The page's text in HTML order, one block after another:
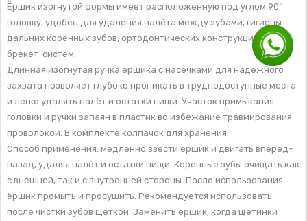
Ёршик изогнутой формы имеет расположенную под углом 90°
головку, удобен для удаления налёта между зубами, гигиены
дальних коренных зубов, ортодонтических конструкций и
брекет-систем.
Длинная изогнутая ручка ёршика с насечками для надёжного
захвата позволяет глубоко проникать в труднодоступные места
и легко удалять налёт и остатки пищи. Участок примыкания
головки и ручки запаян в пластик во избежание травмирования
проволокой. В комплекте колпачок для хранения.
Способ применения: медленно ввести ёршик и двигать вперед-
назад, удаляя налёт и остатки пищи. Коренные зубы очищать как
с внешней, так и с внутренней стороны. После использования
ёршик промыть и просушить. Рекомендуется использовать
после чистки зубов щёткой. Заменить ёршик, когда щетинки